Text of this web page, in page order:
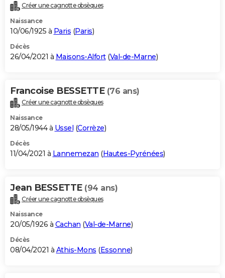
Créer une cagnotte obsèques
Naissance
10/06/1925 à Paris (Paris)
Décès
26/04/2021 à Maisons-Alfort(Val-de-Marne)
Francoise BESSETTE (76 ans)
Créer une cagnotte obsèques
Naissance
28/05/1944 à Ussel (Corrèze)
Décès
11/04/2021 à Lannemezan (Hautes-Pyrénées)
Jean BESSETTE (94 ans)
Créer une cagnotte obsèques
Naissance
20/05/1926 à Cachan (Val-de-Marne)
Décès
08/04/2021 à Athis-Mons (Essonne)